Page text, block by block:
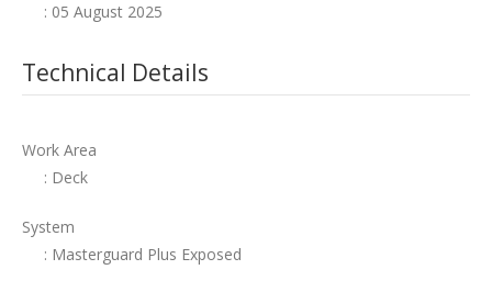
: 05 August 2025
Technical Details
Work Area
: Deck
System
: Masterguard Plus Exposed